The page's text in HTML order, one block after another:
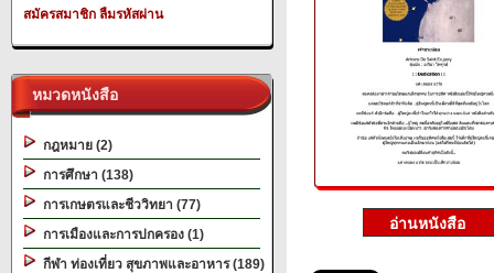
สมัครสมาชิก ลืมรหัสผ่าน
หมวดหนังสือ
กฎหมาย (2)
การศึกษา (138)
การเกษตรและชีววิทยา (77)
การเมืองและการปกครอง (1)
กีฬา ท่องเที่ยว สุขภาพและอาหาร (189)